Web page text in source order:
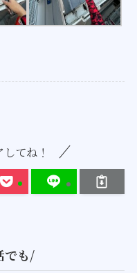
てね！
でも/